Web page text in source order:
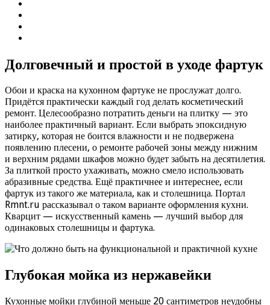
Долговечный и простой в уходе фартук
Обои и краска на кухонном фартуке не прослужат долго.
Придётся практически каждый год делать косметический
ремонт. Целесообразно потратить деньги на плитку — это
наиболее практичный вариант. Если выбрать эпоксидную
затирку, которая не боится влажности и не подвержена
появлению плесени, о ремонте рабочей зоны между нижним
и верхним рядами шкафов можно будет забыть на десятилетия.
За плиткой просто ухаживать, можно смело использовать
абразивные средства. Ещё практичнее и интереснее, если
фартук из такого же материала, как и столешница. Портал
Rmnt.ru рассказывал о таком варианте оформления кухни.
Кварцит — искусственный камень — лучший выбор для
одинаковых столешницы и фартука.
Глубокая мойка из нержавейки
Кухонные мойки глубиной меньше 20 сантиметров неудобны